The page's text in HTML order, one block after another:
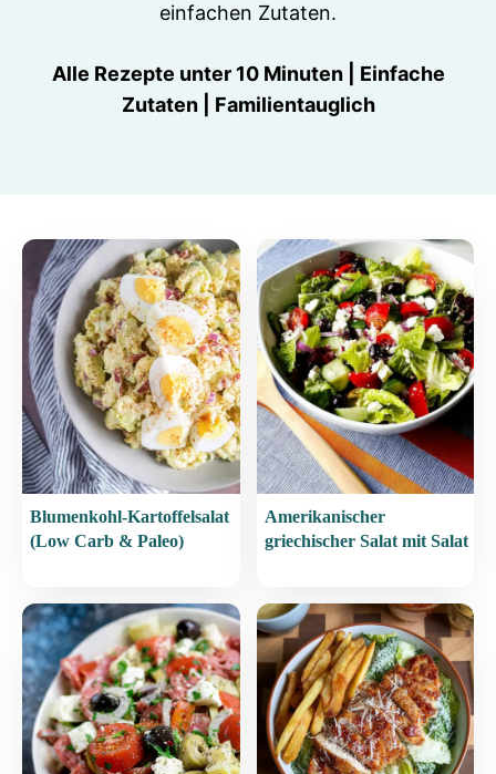
einfachen Zutaten.
Alle Rezepte unter 10 Minuten | Einfache
Zutaten | Familientauglich
Blumenkohl-Kartoffelsalat
(Low Carb & Paleo)
Amerikanischer
griechischer Salat mit Salat